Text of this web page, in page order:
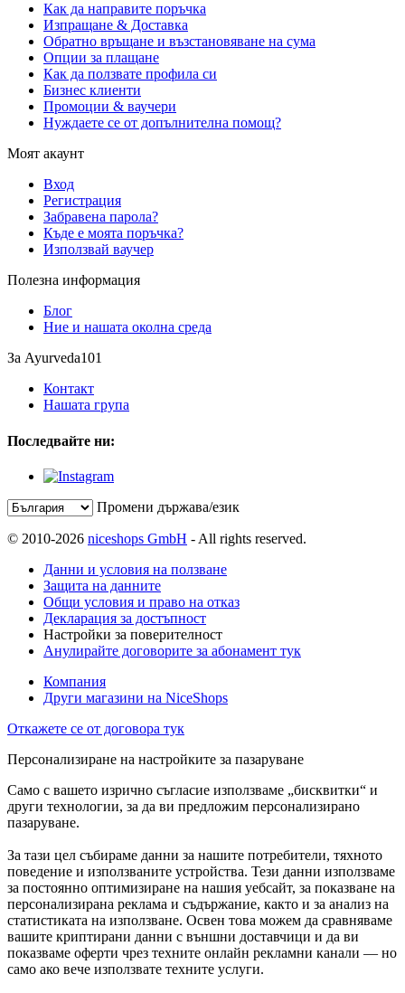
Как да направите поръчка
Изпращане & Доставка
Обратно връщане и възстановяване на сума
Опции за плащане
Как да ползвате профила си
Бизнес клиенти
Промоции & ваучери
Нуждаете се от допълнителна помощ?
Моят акаунт
Вход
Регистрация
Забравена парола?
Къде е моята поръчка?
Използвай ваучер
Полезна информация
Блог
Ние и нашата околна среда
За Ayurveda101
Контакт
Нашата група
Последвайте ни:
Промени държава/език
© 2010-2026 niceshops GmbH - All rights reserved.
Данни и условия на ползване
Защита на данните
Общи условия и право на отказ
Декларация за достъпност
Настройки за поверителност
Анулирайте договорите за абонамент тук
Компания
Други магазини на NiceShops
Откажете се от договора тук
Персонализиране на настройките за пазаруване
Само с вашето изрично съгласие използваме „бисквитки“ и
други технологии, за да ви предложим персонализирано
пазаруване.
За тази цел събираме данни за нашите потребители, тяхното
поведение и използваните устройства. Тези данни използваме
за постоянно оптимизиране на нашия уебсайт, за показване на
персонализирана реклама и съдържание, както и за анализ на
статистиката на използване. Освен това можем да сравняваме
вашите криптирани данни с външни доставчици и да ви
показваме оферти чрез техните онлайн рекламни канали — но
само ако вече използвате техните услуги.